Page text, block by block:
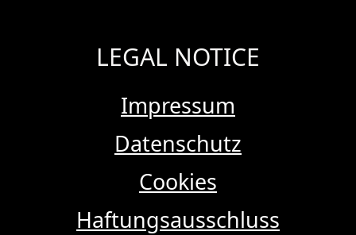
LEGAL NOTICE
Impressum
Datenschutz
Cookies
Haftungsausschluss